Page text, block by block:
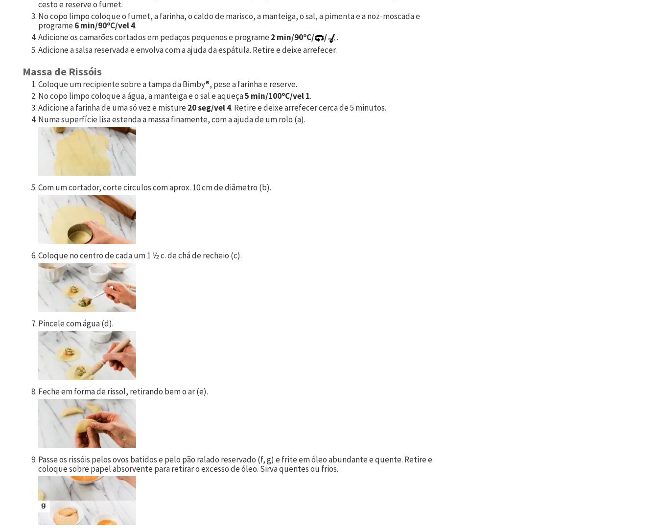
cesto e reserve o fumet.
No copo limpo coloque o fumet, a farinha, o caldo de marisco, a manteiga, o sal, a pimenta e a noz-moscada e
programe6 min/90ºC/vel 4.
Adicione os camarões cortados em pedaços pequenos e programe2 min/90ºC/ /
.
Adicione a salsa reservada e envolva com a ajuda da espátula. Retire e deixe arrefecer.
Massa de Rissóis
Coloque um recipiente sobre a tampa da Bimby®, pese a farinha e reserve.
No copo limpo coloque a água, a manteiga e o sal e aqueça5 min/100ºC/vel 1.
Adicione a farinha de uma só vez e misture20 seg/vel 4. Retire e deixe arrefecer cerca de 5 minutos.
Numa superfície lisa estenda a massa finamente, com a ajuda de um rolo (a).
Com um cortador, corte circulos com aprox. 10 cm de diâmetro (b).
Coloque no centro de cada um 1 ½ c. de chá de recheio (c).
Pincele com água (d).
Feche em forma de rissol, retirando bem o ar (e).
Passe os rissóis pelos ovos batidos e pelo pão ralado reservado (f, g) e frite em óleo abundante e quente. Retire e
coloque sobre papel absorvente para retirar o excesso de óleo. Sirva quentes ou frios.